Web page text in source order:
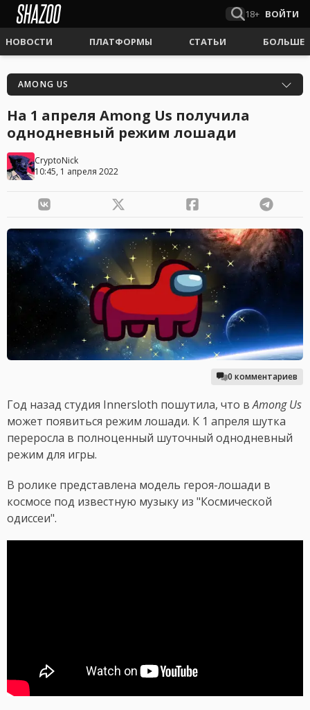
18+ ВОЙТИ
НОВОСТИ ПЛАТФОРМЫ СТАТЬИ БОЛЬШЕ
AMONG US
На 1 апреля Among Us получила
однодневный режим лошади
CryptoNick
10:45, 1 апреля 2022
0 комментариев
Год назад студия Innersloth пошутила, что вAmong Us
может появиться режим лошади. К 1 апреля шутка
переросла в полноценный шуточный однодневный
режим для игры.
В ролике представлена модель героя-лошади в
космосе под известную музыку из "Космической
одиссеи".